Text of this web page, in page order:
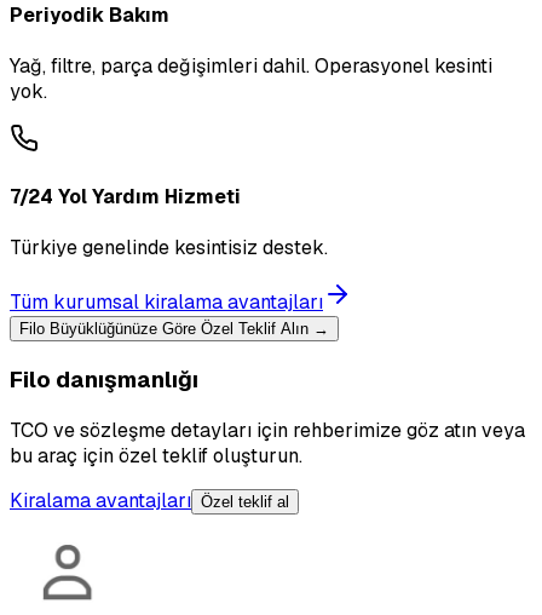
Periyodik Bakım
Yağ, filtre, parça değişimleri dahil. Operasyonel kesinti
yok.
7/24 Yol Yardım Hizmeti
Türkiye genelinde kesintisiz destek.
Tüm kurumsal kiralama avantajları
Filo Büyüklüğünüze Göre Özel Teklif Alın →
Filo danışmanlığı
TCO ve sözleşme detayları için rehberimize göz atın veya
bu araç için özel teklif oluşturun.
Kiralama avantajları Özel teklif al